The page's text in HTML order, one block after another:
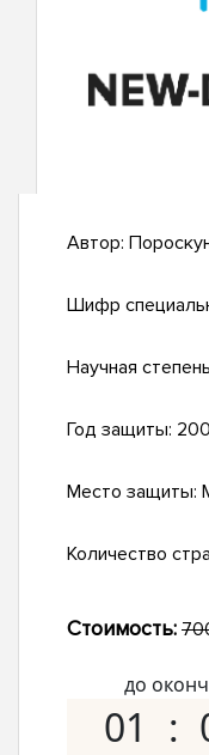
Автор:
Шифр
Научная
Год защиты:
Место защиты:
Количество
Стоимость:
до
01